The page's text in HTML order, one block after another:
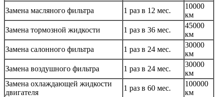
Замена масляного фильтра
1 раз в 12 мес.
10000
км
Замена тормозной жидкости
1 раз в 36 мес.
45000
км
Замена салонного фильтра
1 раз в 24 мес.
30000
км
Замена воздушного фильтра
1 раз в 24 мес.
30000
км
Замена охлаждающей жидкости
двигателя
1 раз в 60 мес.
100000
км